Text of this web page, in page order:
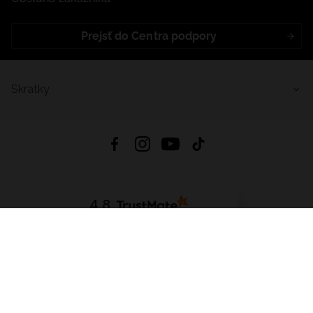
Prejsť do Centra podpory
4.8